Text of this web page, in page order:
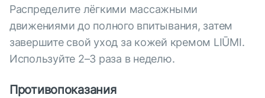
Распределите лёгкими массажными
движениями до полного впитывания, затем
завершите свой уход за кожей кремом LIŪMI.
Используйте 2–3 раза в неделю.
Противопоказания